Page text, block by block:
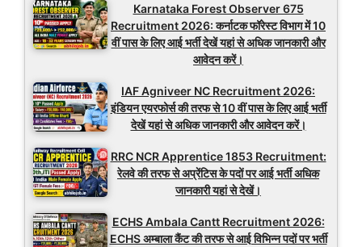
Karnataka Forest Observer 675
Recruitment 2026: कर्नाटक फॉरेस्ट विभाग में 10
वीं पास के लिए आई भर्ती देखें यहां से अधिक जानकारी और
आवेदन करें।
IAF Agniveer NC Recruitment 2026:
इंडियन एयरफोर्स की तरफ से 10 वीं पास के लिए आई भर्ती
देखें यहां से अधिक जानकारी और आवेदन करें।
RRC NCR Apprentice 1853 Recruitment:
रेलवे की तरफ से अप्रेंटिस के पदों पर आई भर्ती अधिक
जानकारी यहां से देखें।
ECHS Ambala Cantt Recruitment 2026:
ECHS अम्बाला कैंट की तरफ से आई विभिन्न पदों पर भर्ती